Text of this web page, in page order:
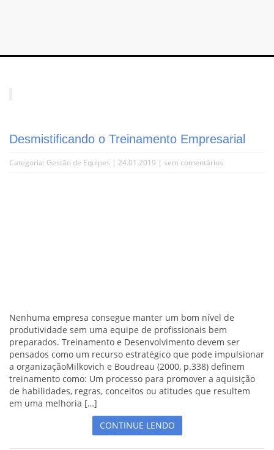
Desmistificando o Treinamento Empresarial
Categoria: Gestão de Equipes | 24.01.2019 | sem comentários
Nenhuma empresa consegue manter um bom nível de
produtividade sem uma equipe de profissionais bem
preparados. Treinamento e Desenvolvimento devem ser
pensados como um recurso estratégico que pode impulsionar
a organizaçãoMilkovich e Boudreau (2000, p.338) definem
treinamento como: Um processo para promover a aquisição
de habilidades, regras, conceitos ou atitudes que resultem
em uma melhoria […]
CONTINUE LENDO